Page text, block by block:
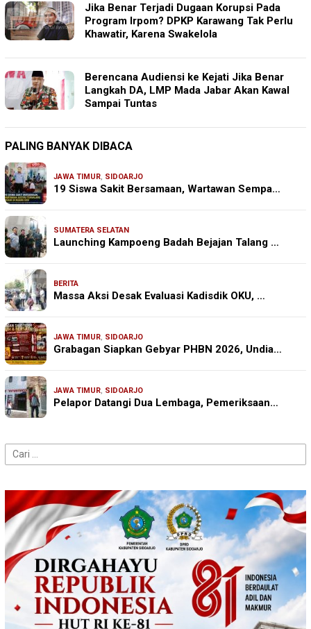
Jika Benar Terjadi Dugaan Korupsi Pada
Program Irpom? DPKP Karawang Tak Perlu
Khawatir, Karena Swakelola
Berencana Audiensi ke Kejati Jika Benar
Langkah DA, LMP Mada Jabar Akan Kawal
Sampai Tuntas
PALING BANYAK DIBACA
JAWA TIMUR, SIDOARJO
19 Siswa Sakit Bersamaan, Wartawan Sempa…
SUMATERA SELATAN
Launching Kampoeng Badah Bejajan Talang …
BERITA
Massa Aksi Desak Evaluasi Kadisdik OKU, …
JAWA TIMUR, SIDOARJO
Grabagan Siapkan Gebyar PHBN 2026, Undia…
JAWA TIMUR, SIDOARJO
Pelapor Datangi Dua Lembaga, Pemeriksaan…
Cari
untuk: